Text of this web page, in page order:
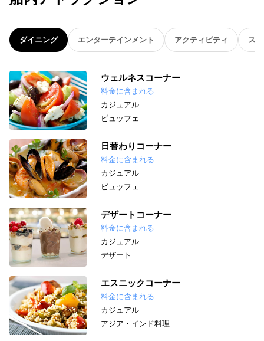
ダイニング エンターテインメント アクティビティ ス
ウェルネスコーナー
料金に含まれる
カジュアル
ビュッフェ
日替わりコーナー
料金に含まれる
カジュアル
ビュッフェ
デザートコーナー
料金に含まれる
カジュアル
デザート
エスニックコーナー
料金に含まれる
カジュアル
アジア・インド料理